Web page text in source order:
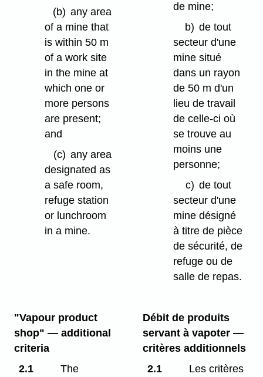
(b) any area
of a mine that
is within 50 m
of a work site
in the mine at
which one or
more persons
are present;
and
(c) any area
designated as
a safe room,
refuge station
or lunchroom
in a mine.
de mine;
b) de tout
secteur d'une
mine situé
dans un rayon
de 50 m d'un
lieu de travail
de celle-ci où
se trouve au
moins une
personne;
c) de tout
secteur d'une
mine désigné
à titre de pièce
de sécurité, de
refuge ou de
salle de repas.
"Vapour product
shop" — additional
criteria
2.1
The
Débit de produits
servant à vapoter —
critères additionnels
2.1
Les critères